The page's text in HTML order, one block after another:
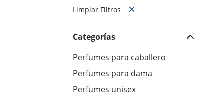
Limpiar Filtros
Categorías
Perfumes para caballero
Perfumes para dama
Perfumes unisex